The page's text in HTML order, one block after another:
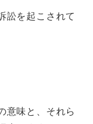
訟を起こされて
意味と、それら